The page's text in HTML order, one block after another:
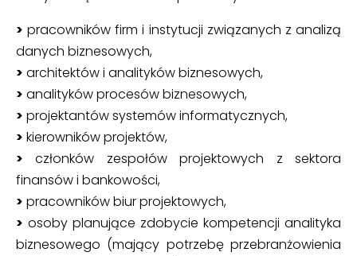
> pracowników firm i instytucji związanych z analizą
danych biznesowych,
> architektów i analityków biznesowych,
> analityków procesów biznesowych,
> projektantów systemów informatycznych,
> kierowników projektów,
> członków zespołów projektowych z sektora
finansów i bankowości,
> pracowników biur projektowych,
> osoby planujące zdobycie kompetencji analityka
biznesowego (mający potrzebę przebranżowienia